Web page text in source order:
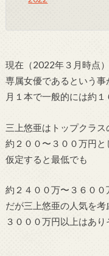
現在（2022年３月時点
専属女優であるという
月１本で一般的には約１
三上悠亜はトップクラ
約２００〜３００万円と
仮定すると最低でも
約２４００万〜３６００
だが三上悠亜の人気を考
３０００万円以上はあり